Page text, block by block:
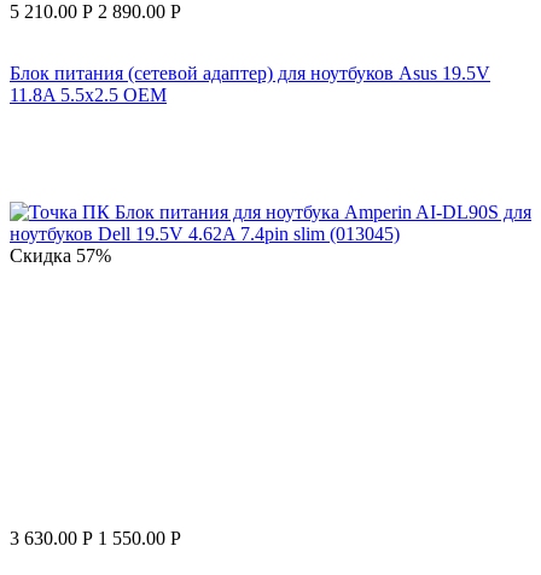
5 210.00 Р 2 890.00 Р
Блок питания (сетевой адаптер) для ноутбуков Asus 19.5V
11.8A 5.5x2.5 OEM
Скидка 57%
3 630.00 Р 1 550.00 Р